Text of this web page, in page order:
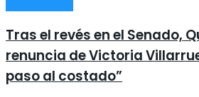
Tras el revés en el Senado,
renuncia de Victoria
paso al costado”